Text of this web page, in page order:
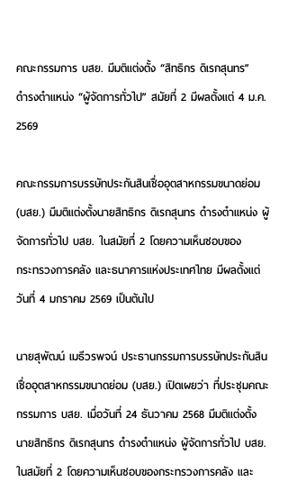
คณะกรรมการ บสย. มีมติแต่งตั้ง “สิทธิกร ดิเรกสุนทร”
ดำรงตำแหน่ง “ผู้จัดการทั่วไป” สมัยที่ 2 มีผลตั้งแต่ 4 ม.ค.
2569
คณะกรรมการบรรษัทประกันสินเชื่ออุตสาหกรรมขนาดย่อม
(บสย.) มีมติแต่งตั้งนายสิทธิกร ดิเรกสุนทร ดำรงตำแหน่ง ผู้
จัดการทั่วไป บสย. ในสมัยที่ 2 โดยความเห็นชอบของ
กระทรวงการคลัง และธนาคารแห่งประเทศไทย มีผลตั้งแต่
วันที่ 4 มกราคม 2569 เป็นต้นไป
นายสุพัฒน์ เมธีวรพจน์ ประธานกรรมการบรรษัทประกันสิน
เชื่ออุตสาหกรรมขนาดย่อม (บสย.) เปิดเผยว่า ที่ประชุมคณะ
กรรมการ บสย. เมื่อวันที่ 24 ธันวาคม 2568 มีมติแต่งตั้ง
นายสิทธิกร ดิเรกสุนทร ดำรงตำแหน่ง ผู้จัดการทั่วไป บสย.
ในสมัยที่ 2 โดยความเห็นชอบของกระทรวงการคลัง และ